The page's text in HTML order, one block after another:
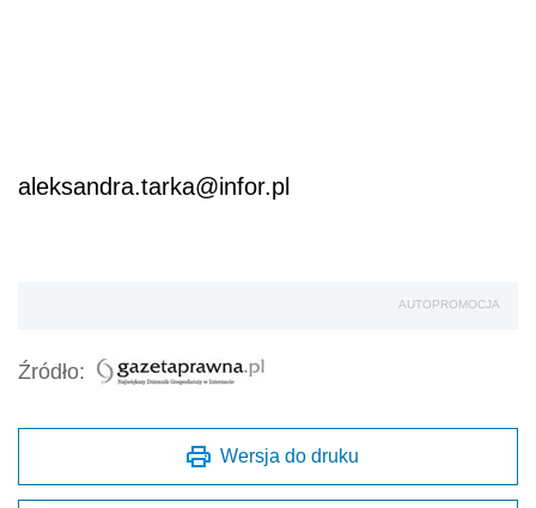
aleksandra.tarka@infor.pl
AUTOPROMOCJA
Źródło:
Wersja do druku